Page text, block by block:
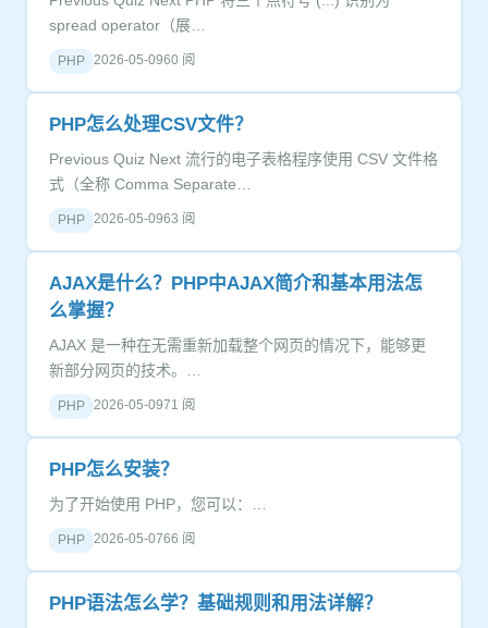
spread operator（展…
PHP 2026-05-0960 阅
PHP怎么处理CSV文件？
Previous Quiz Next 流行的电子表格程序使用 CSV 文件格
式（全称 Comma Separate…
PHP 2026-05-0963 阅
AJAX是什么？PHP中AJAX简介和基本用法怎
么掌握？
AJAX 是一种在无需重新加载整个网页的情况下，能够更
新部分网页的技术。…
PHP 2026-05-0971 阅
PHP怎么安装？
为了开始使用 PHP，您可以：…
PHP 2026-05-0766 阅
PHP语法怎么学？基础规则和用法详解？